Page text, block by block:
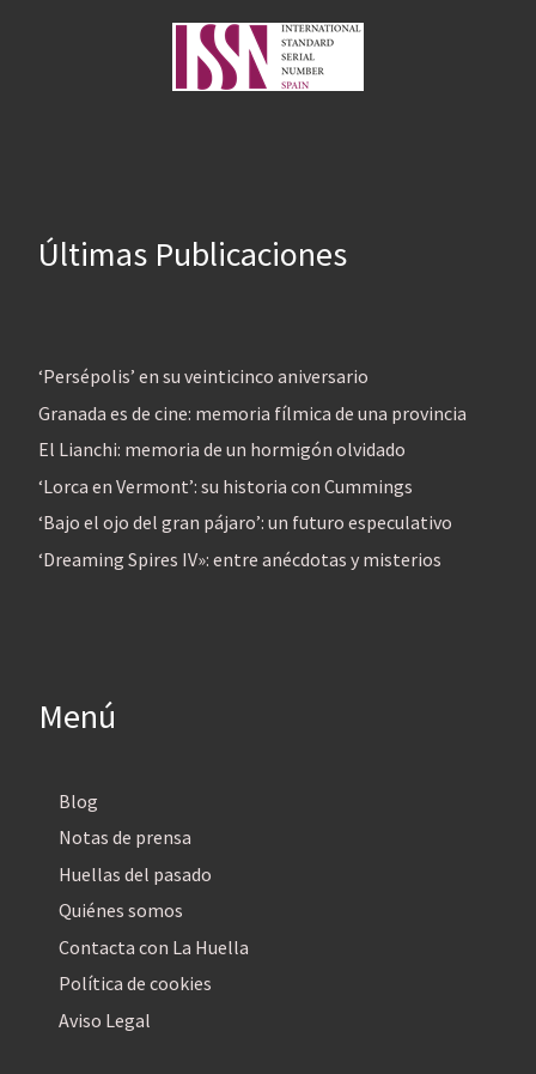
Últimas Publicaciones
‘Persépolis’ en su veinticinco aniversario
Granada es de cine: memoria fílmica de una provincia
El Lianchi: memoria de un hormigón olvidado
‘Lorca en Vermont’: su historia con Cummings
‘Bajo el ojo del gran pájaro’: un futuro especulativo
‘Dreaming Spires IV»: entre anécdotas y misterios
Menú
Blog
Notas de prensa
Huellas del pasado
Quiénes somos
Contacta con La Huella
Política de cookies
Aviso Legal